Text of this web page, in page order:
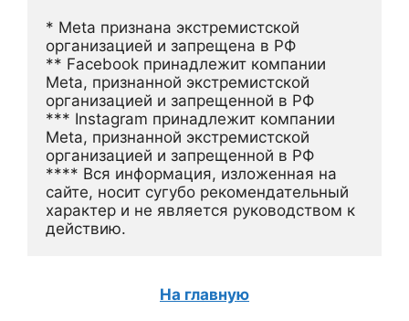
* Meta признана экстремистской
организацией и запрещена в РФ
** Facebook принадлежит компании
Meta, признанной экстремистской
организацией и запрещенной в РФ
*** Instagram принадлежит компании
Meta, признанной экстремистской
организацией и запрещенной в РФ
**** Вся информация, изложенная на
сайте, носит сугубо рекомендательный
характер и не является руководством к
действию.
На главную